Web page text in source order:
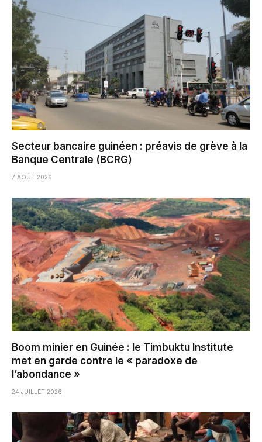
Secteur bancaire guinéen : préavis de grève à la
Banque Centrale (BCRG)
7 AOÛT 2026
Boom minier en Guinée : le Timbuktu Institute
met en garde contre le « paradoxe de
l’abondance »
24 JUILLET 2026